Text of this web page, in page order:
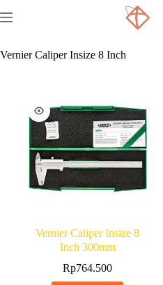
Vernier Caliper Insize 8 Inch
Vernier Caliper Insize 8
Inch 300mm
Rp764.500